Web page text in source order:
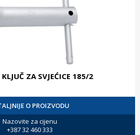
KLJUČ ZA SVJEĆICE 185/2
O PROIZVODU
Nazovite za cijenu
+387 32 460 333